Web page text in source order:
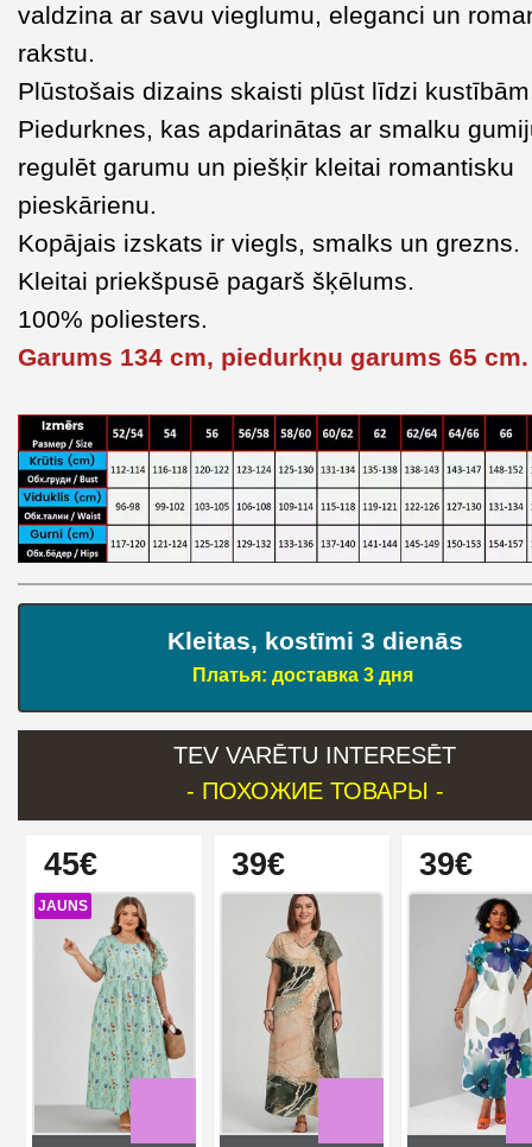
valdzina ar savu vieglumu, eleganci un
rakstu.
Plūstošais dizains skaisti plūst līdzi
Piedurknes, kas apdarinātas ar smalku
regulēt garumu un piešķir kleitai romantisku
pieskārienu.
Kopājais izskats ir viegls, smalks un grezns.
Kleitai priekšpusē pagarš šķēlums.
100% poliesters.
Garums 134 cm, piedurkņu garums 65 cm.
Kleitas, kostīmi 3 dienās
Платья: доставка 3 дня
TEV VARĒTU INTERESĒT
- ПОХОЖИЕ ТОВАРЫ -
45€
JAUNS
39€ 39€